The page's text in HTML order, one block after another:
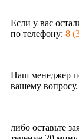
Если у вас
по телефону: 8
Наш менеджер
вашему вопросу.
либо оставьте